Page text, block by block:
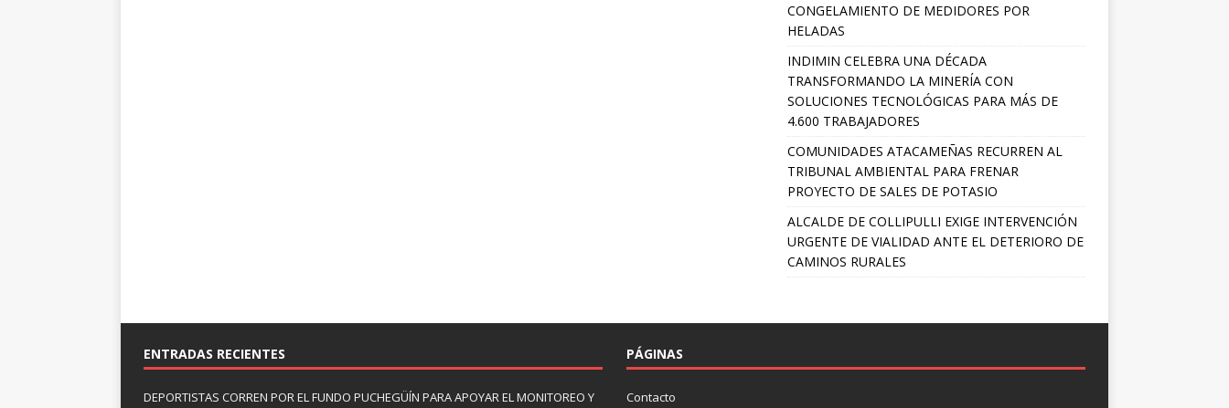
CONGELAMIENTO DE MEDIDORES POR
HELADAS
INDIMIN CELEBRA UNA DÉCADA
TRANSFORMANDO LA MINERÍA CON
SOLUCIONES TECNOLÓGICAS PARA MÁS DE
4.600 TRABAJADORES
COMUNIDADES ATACAMEÑAS RECURREN AL
TRIBUNAL AMBIENTAL PARA FRENAR
PROYECTO DE SALES DE POTASIO
ALCALDE DE COLLIPULLI EXIGE INTERVENCIÓN
URGENTE DE VIALIDAD ANTE EL DETERIORO DE
CAMINOS RURALES
ENTRADAS RECIENTES
DEPORTISTAS CORREN POR EL FUNDO PUCHEGÜÍN PARA APOYAR EL MONITOREO Y
PÁGINAS
Contacto